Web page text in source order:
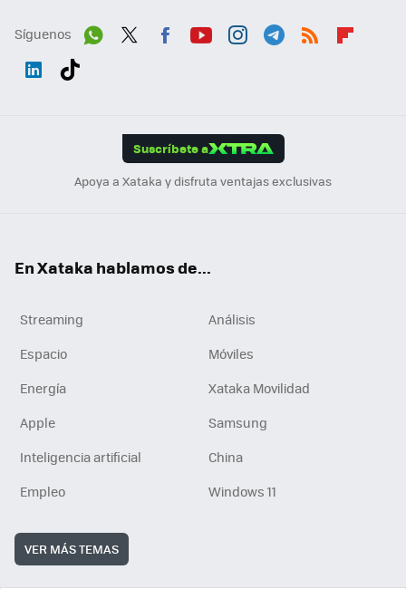
Síguenos
Suscríbete a
Apoya a Xataka y disfruta ventajas exclusivas
En Xataka hablamos de...
Streaming
Análisis
Espacio
Móviles
Energía
Xataka Movilidad
Apple
Samsung
Inteligencia artificial
China
Empleo
Windows 11
VER MÁS TEMAS